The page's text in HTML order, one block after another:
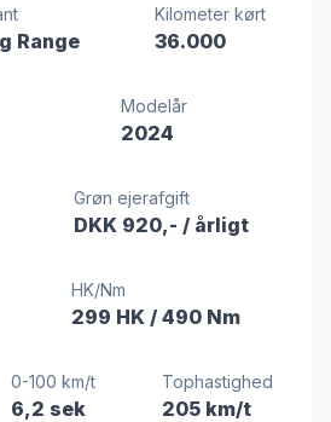
Range
Kilometer kørt
36.000
Modelår
2024
Grøn ejerafgift
DKK 920,- / årligt
HK/Nm
299 HK / 490 Nm
0-100 km/t
6,2 sek
Tophastighed
205 km/t